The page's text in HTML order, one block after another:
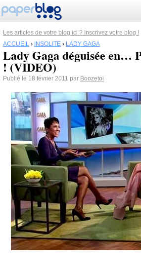
Les articles de votre blog ici ? Inscrivez votre blog !
ACCUEIL › INSOLITE › LADY GAGA
Lady Gaga déguisée en…
! (VIDEO)
Publié le 18 février 2011 par Boozetoi